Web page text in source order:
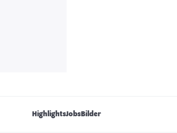
HighlightsJobsBilder